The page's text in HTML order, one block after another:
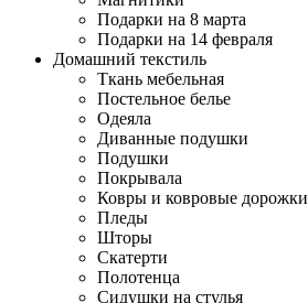
Подарки на 8 марта
Подарки на 14 февраля
Домашний текстиль
Ткань мебельная
Постельное белье
Одеяла
Диванные подушки
Подушки
Покрывала
Ковры и ковровые дорожки
Пледы
Шторы
Скатерти
Полотенца
Сидушки на стулья